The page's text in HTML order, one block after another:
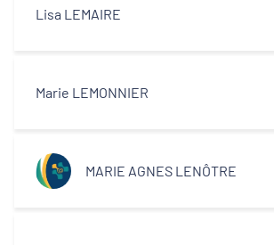
Lisa LEMAIRE
Marie LEMONNIER
MARIE AGNES LENÔTRE